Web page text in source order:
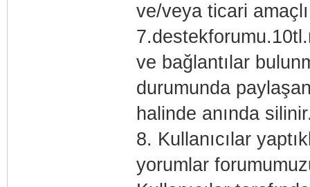
ve/veya ticari
ve bağlantılar
durumunda
halinde anında
8. Kullanıcılar
yorumlar